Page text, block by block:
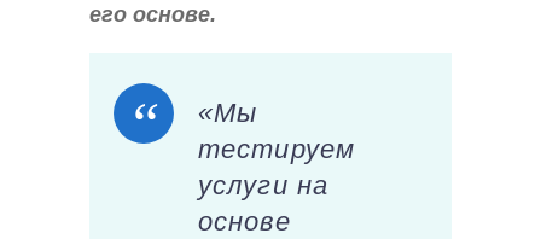
его основе.
«Мы
тестируем
услуги на
основе